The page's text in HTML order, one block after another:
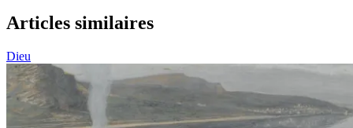
Articles similaires
Dieu